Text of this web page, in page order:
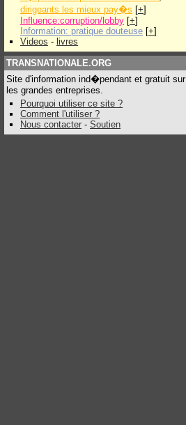
dirigeants les mieux pay�s [+]
Influence:corruption/lobby [+]
Information: pratique douteuse [+]
Videos - livres
TRANSNATIONALE.ORG
Site d'information ind�pendant et gratuit sur
les grandes entreprises.
Pourquoi utiliser ce site ?
Comment l'utiliser ?
Nous contacter - Soutien